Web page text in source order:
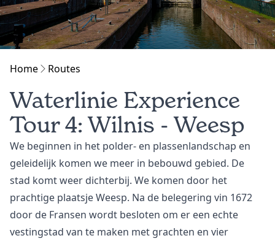
Home Routes
Waterlinie Experience
Tour 4: Wilnis - Weesp
We beginnen in het polder- en plassenlandschap en
geleidelijk komen we meer in bebouwd gebied. De
stad komt weer dichterbij. We komen door het
prachtige plaatsje Weesp. Na de belegering vin 1672
door de Fransen wordt besloten om er een echte
vestingstad van te maken met grachten en vier